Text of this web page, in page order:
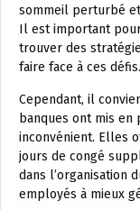
sommeil perturbé
Il est important
trouver des
faire face à ces défis.
Cependant, il
banques ont mis
inconvénient. Elles
jours de congé
dans l’organisation
employés à mieux